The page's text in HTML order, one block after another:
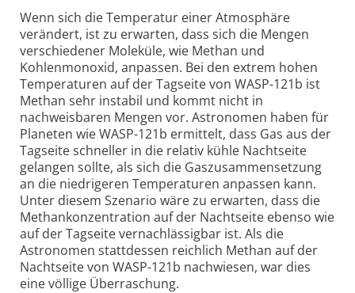
Wenn sich die Temperatur einer Atmosphäre
verändert, ist zu erwarten, dass sich die Mengen
verschiedener Moleküle, wie Methan und
Kohlenmonoxid, anpassen. Bei den extrem hohen
Temperaturen auf der Tagseite von WASP-121b ist
Methan sehr instabil und kommt nicht in
nachweisbaren Mengen vor. Astronomen haben für
Planeten wie WASP-121b ermittelt, dass Gas aus der
Tagseite schneller in die relativ kühle Nachtseite
gelangen sollte, als sich die Gaszusammensetzung
an die niedrigeren Temperaturen anpassen kann.
Unter diesem Szenario wäre zu erwarten, dass die
Methankonzentration auf der Nachtseite ebenso wie
auf der Tagseite vernachlässigbar ist. Als die
Astronomen stattdessen reichlich Methan auf der
Nachtseite von WASP-121b nachwiesen, war dies
eine völlige Überraschung.